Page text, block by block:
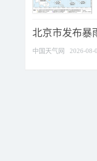
北京市发布暴
中国天气网 2026-08-